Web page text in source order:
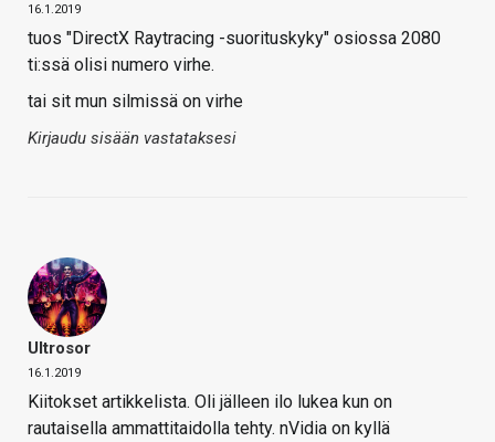
16.1.2019
tuos "DirectX Raytracing -suorituskyky" osiossa 2080
ti:ssä olisi numero virhe.
tai sit mun silmissä on virhe
Kirjaudu sisään vastataksesi
Ultrosor
16.1.2019
Kiitokset artikkelista. Oli jälleen ilo lukea kun on
rautaisella ammattitaidolla tehty. nVidia on kyllä